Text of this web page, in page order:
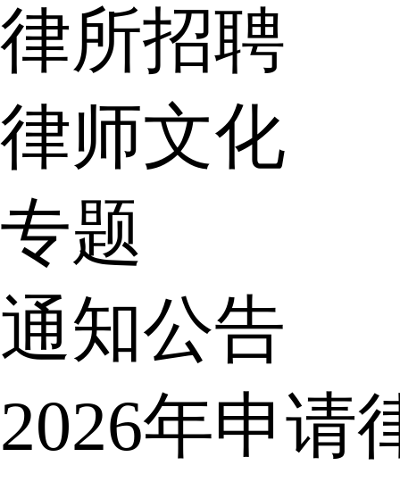
律所招聘
律师文化
专题
通知公告
2026年申请